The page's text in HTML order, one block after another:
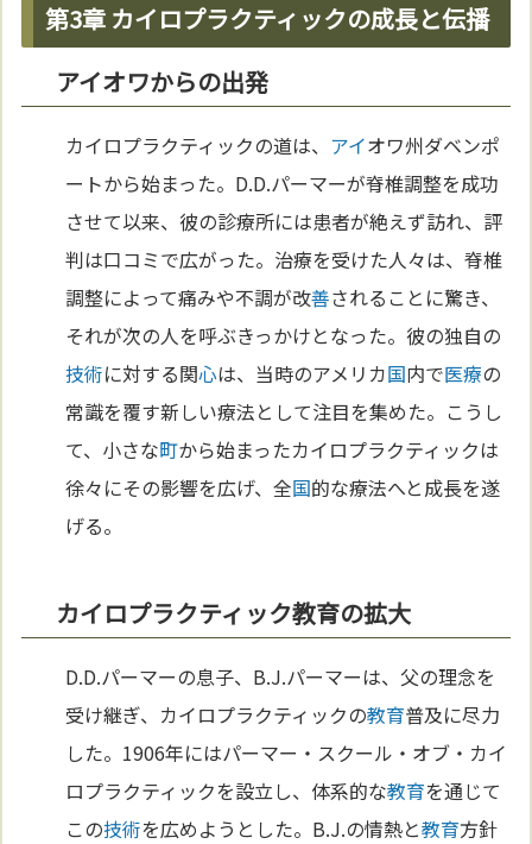
第3章 カイロプラクティックの成長と伝播
アイオワからの出発
カイロプラクティックの道は、 アイオワ州ダベンポ
ートから始まった。D.D.パーマーが脊椎調整を成功
させて以来、彼の診療所には患者が絶えず訪れ、評
判は口コミで広がった。治療を受けた人々は、脊椎
調整によって痛みや不調が改善されることに驚き、
それが次の人を呼ぶきっかけとなった。彼の独自の
技術に対する関心は、当時のアメリカ国内で医療の
常識を覆す新しい療法として注目を集めた。こうし
て、小さな町から始まったカイロプラクティックは
徐々にその影響を広げ、全国的な療法へと成長を遂
げる。
カイロプラクティック教育の拡大
D.D.パーマーの息子、B.J.パーマーは、父の理念を
受け継ぎ、カイロプラクティックの教育普及に尽力
した。1906年にはパーマー・スクール・オブ・カイ
ロプラクティックを設立し、体系的な教育を通じて
この技術を広めようとした。B.J.の情熱と教育方針